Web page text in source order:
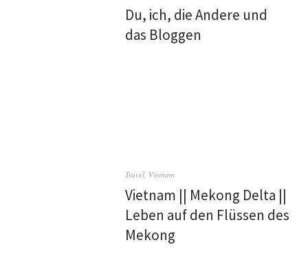
Du, ich, die Andere und
das Bloggen
Travel, Vietnam
Vietnam || Mekong Delta ||
Leben auf den Flüssen des
Mekong